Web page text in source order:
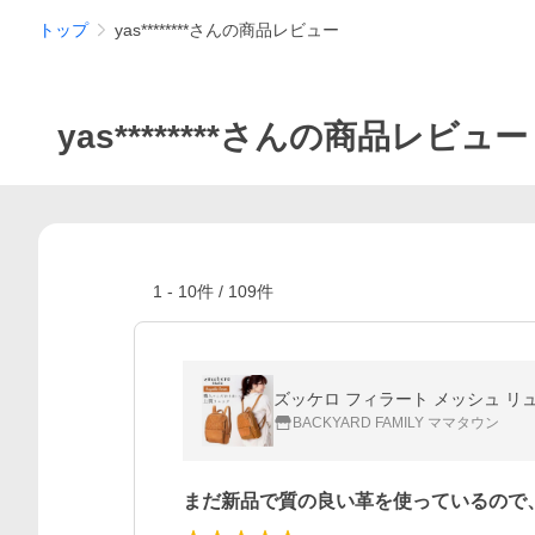
トップ yas********さんの商品レビュー
yas********さんの商品レビュー
1 - 10件 / 109件
BACKYARD FAMILY ママタウン
まだ新品で質の良い革を使っているの